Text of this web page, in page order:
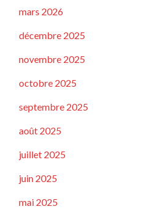
mars 2026
décembre 2025
novembre 2025
octobre 2025
septembre 2025
août 2025
juillet 2025
juin 2025
mai 2025